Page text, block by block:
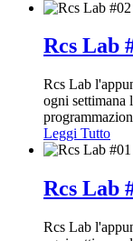
Rcs Lab
Rcs Lab
ogni settimana
Leggi Tutto
Rcs Lab
Rcs Lab